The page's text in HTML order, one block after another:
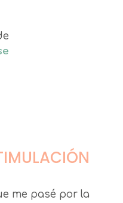
me pasé por la